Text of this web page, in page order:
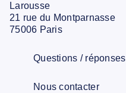
Larousse
21 rue du Montparnasse
75006 Paris
Questions / réponses
Nous contacter